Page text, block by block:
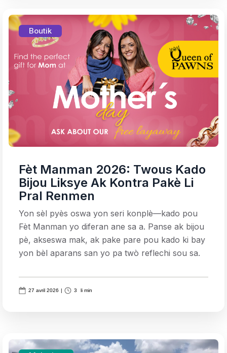
Boutik
Fèt Manman 2026: Twous Kado
Bijou Liksye Ak Kontra Pakè Li
Pral Renmen
Yon sèl pyès oswa yon seri konplè—kado pou
Fèt Manman yo diferan ane sa a. Panse ak bijou
pè, akseswa mak, ak pake pare pou kado ki bay
yon bèl aparans san yo pa twò reflechi sou sa.
27 avril 2026 | 3 li min